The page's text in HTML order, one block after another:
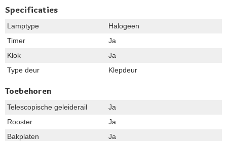
Specificaties
Lamptype
Halogeen
Timer
Ja
Klok
Ja
Type deur
Klepdeur
Toebehoren
Telescopische geleiderail
Ja
Rooster
Ja
Bakplaten
Ja